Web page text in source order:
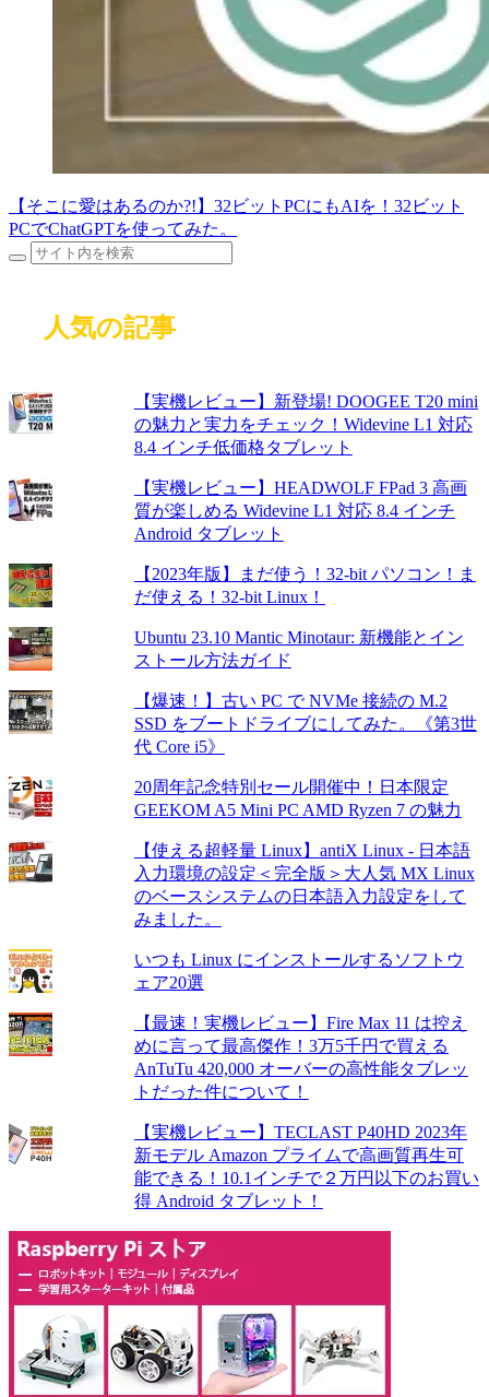
【そこに愛はあるのか?!】32ビットPCにもAIを！32ビット
PCでChatGPTを使ってみた。
人気の記事
【実機レビュー】新登場! DOOGEE T20 mini
の魅力と実力をチェック！Widevine L1 対応
8.4 インチ低価格タブレット
【実機レビュー】HEADWOLF FPad 3 高画
質が楽しめる Widevine L1 対応 8.4 インチ
Android タブレット
【2023年版】まだ使う！32-bit パソコン！ま
だ使える！32-bit Linux！
Ubuntu 23.10 Mantic Minotaur: 新機能とイン
ストール方法ガイド
【爆速！】古い PC で NVMe 接続の M.2
SSD をブートドライブにしてみた。《第3世
代 Core i5》
20周年記念特別セール開催中！日本限定
GEEKOM A5 Mini PC AMD Ryzen 7 の魅力
【使える超軽量 Linux】antiX Linux - 日本語
入力環境の設定＜完全版＞大人気 MX Linux
のベースシステムの日本語入力設定をして
みました。
いつも Linux にインストールするソフトウ
ェア20選
【最速！実機レビュー】Fire Max 11 は控え
めに言って最高傑作！3万5千円で買える
AnTuTu 420,000 オーバーの高性能タブレッ
トだった件について！
【実機レビュー】TECLAST P40HD 2023年
新モデル Amazon プライムで高画質再生可
能できる！10.1インチで２万円以下のお買い
得 Android タブレット！